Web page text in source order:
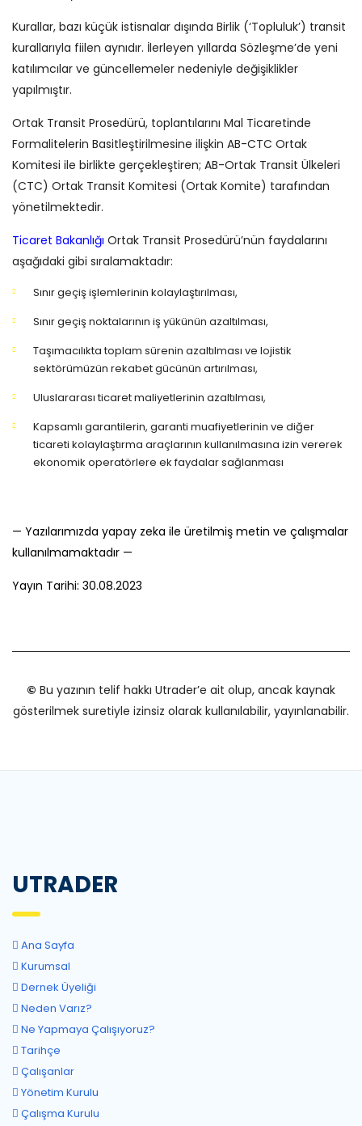
Kurallar, bazı küçük istisnalar dışında Birlik (‘Topluluk’) transit
kurallarıyla fiilen aynıdır. İlerleyen yıllarda Sözleşme’de yeni
katılımcılar ve güncellemeler nedeniyle değişiklikler
yapılmıştır.
Ortak Transit Prosedürü, toplantılarını Mal Ticaretinde
Formalitelerin Basitleştirilmesine ilişkin AB-CTC Ortak
Komitesi ile birlikte gerçekleştiren; AB-Ortak Transit Ülkeleri
(CTC) Ortak Transit Komitesi (Ortak Komite) tarafından
yönetilmektedir.
Ticaret Bakanlığı Ortak Transit Prosedürü’nün faydalarını
aşağıdaki gibi sıralamaktadır:
Sınır geçiş işlemlerinin kolaylaştırılması,
Sınır geçiş noktalarının iş yükünün azaltılması,
Taşımacılıkta toplam sürenin azaltılması ve lojistik
sektörümüzün rekabet gücünün artırılması,
Uluslararası ticaret maliyetlerinin azaltılması,
Kapsamlı garantilerin, garanti muafiyetlerinin ve diğer
ticareti kolaylaştırma araçlarının kullanılmasına izin vererek
ekonomik operatörlere ek faydalar sağlanması
— Yazılarımızda yapay zeka ile üretilmiş metin ve çalışmalar
kullanılmamaktadır —
Yayın Tarihi: 30.08.2023
© Bu yazının telif hakkı Utrader’e ait olup, ancak kaynak
gösterilmek suretiyle izinsiz olarak kullanılabilir, yayınlanabilir.
UTRADER
Ana Sayfa
Kurumsal
Dernek Üyeliği
Neden Varız?
Ne Yapmaya Çalışıyoruz?
Tarihçe
Çalışanlar
Yönetim Kurulu
Çalışma Kurulu